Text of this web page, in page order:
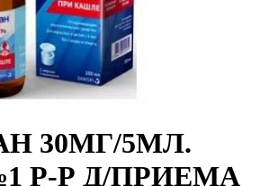
30МГ/5МЛ.
Р-Р Д/ПРИЕМА